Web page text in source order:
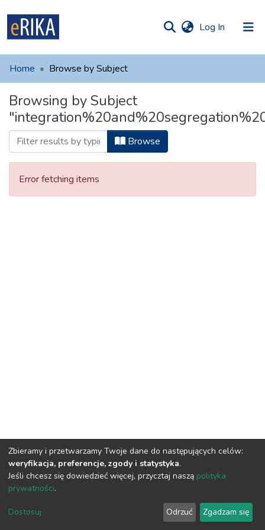
Log In (current)
UAFM
For authors
Help
Contact
Home Browse by Subject
Browsing by Subject
Browse
Error fetching items
DSpace software copyright © 2002-2026LYRASIS
Privacy policy Regulations
Zbieramy i przetwarzamy Twoje dane do następujących celów:
weryfikacja, preferencje, zgody i statystyka.
Jeśli chcesz się dowiedzieć więcej, przycztaj naszą polityka
prywatności.
Dostosuj Odrzuć Zgadzam się